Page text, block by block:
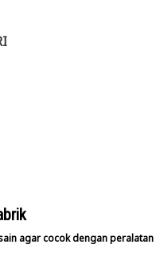
agar cocok dengan